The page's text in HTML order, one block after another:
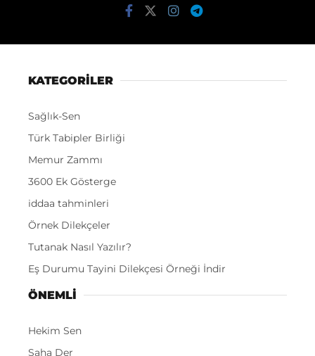
KATEGORİLER
Sağlık-Sen
Türk Tabipler Birliği
Memur Zammı
3600 Ek Gösterge
iddaa tahminleri
Örnek Dilekçeler
Tutanak Nasıl Yazılır?
Eş Durumu Tayini Dilekçesi Örneği İndir
ÖNEMLI
Hekim Sen
Saha Der